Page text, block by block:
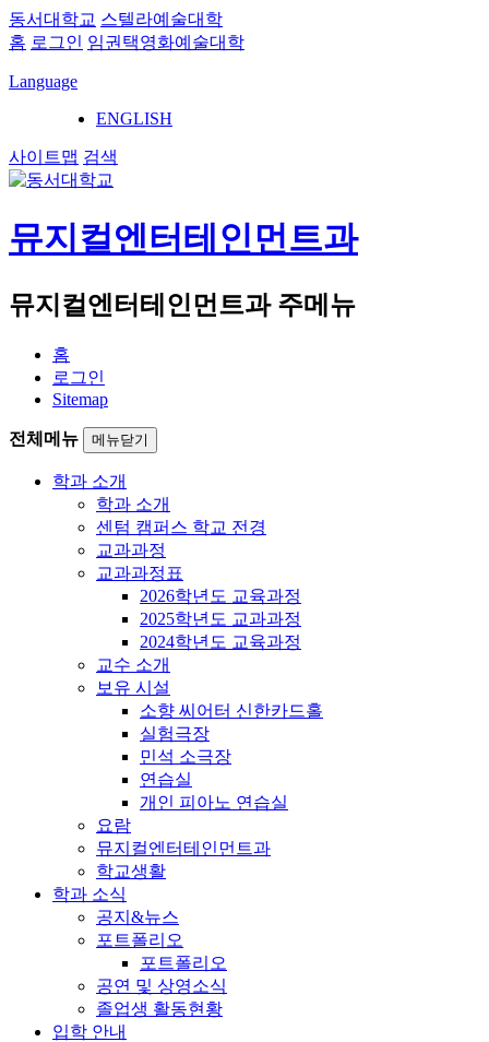
동서대학교 스텔라예술대학
홈 로그인 임권택영화예술대학
Language
ENGLISH
사이트맵 검색
뮤지컬엔터테인먼트과
뮤지컬엔터테인먼트과 주메뉴
홈
로그인
Sitemap
전체메뉴 메뉴닫기
학과 소개
학과 소개
센텀 캠퍼스 학교 전경
교과과정
교과과정표
2026학년도 교육과정
2025학년도 교과과정
2024학년도 교육과정
교수 소개
보유 시설
소향 씨어터 신한카드홀
실험극장
민석 소극장
연습실
개인 피아노 연습실
요람
뮤지컬엔터테인먼트과
학교생활
학과 소식
공지&뉴스
포트폴리오
포트폴리오
공연 및 상영소식
졸업생 활동현황
입학 안내